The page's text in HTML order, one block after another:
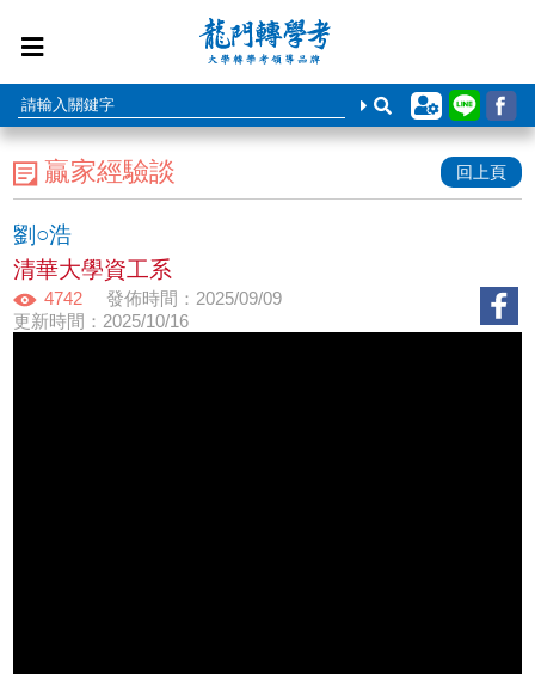
贏家經驗談 回上頁
劉○浩
清華大學資工系
4742
發佈時間：2025/09/09
更新時間：2025/10/16